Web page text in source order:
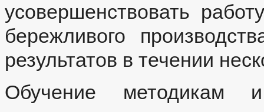
усовершенствовать
бережливого
результатов в течении
Обучение методикам